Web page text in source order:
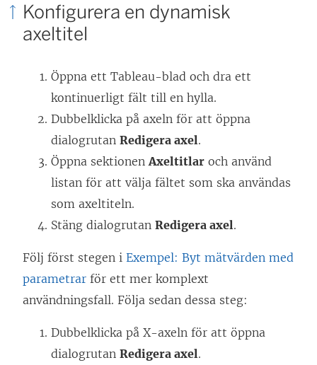
Konfigurera en dynamisk
axeltitel
Öppna ett Tableau-blad och dra ett
kontinuerligt fält till en hylla.
Dubbelklicka på axeln för att öppna
dialogrutan Redigera axel.
Öppna sektionenAxeltitlar och använd
listan för att välja fältet som ska användas
som axeltiteln.
Stäng dialogrutan Redigera axel.
Följ först stegen i Exempel: Byt mätvärden med
parametrar för ett mer komplext
användningsfall. Följa sedan dessa steg:
Dubbelklicka på X-axeln för att öppna
dialogrutan Redigera axel.